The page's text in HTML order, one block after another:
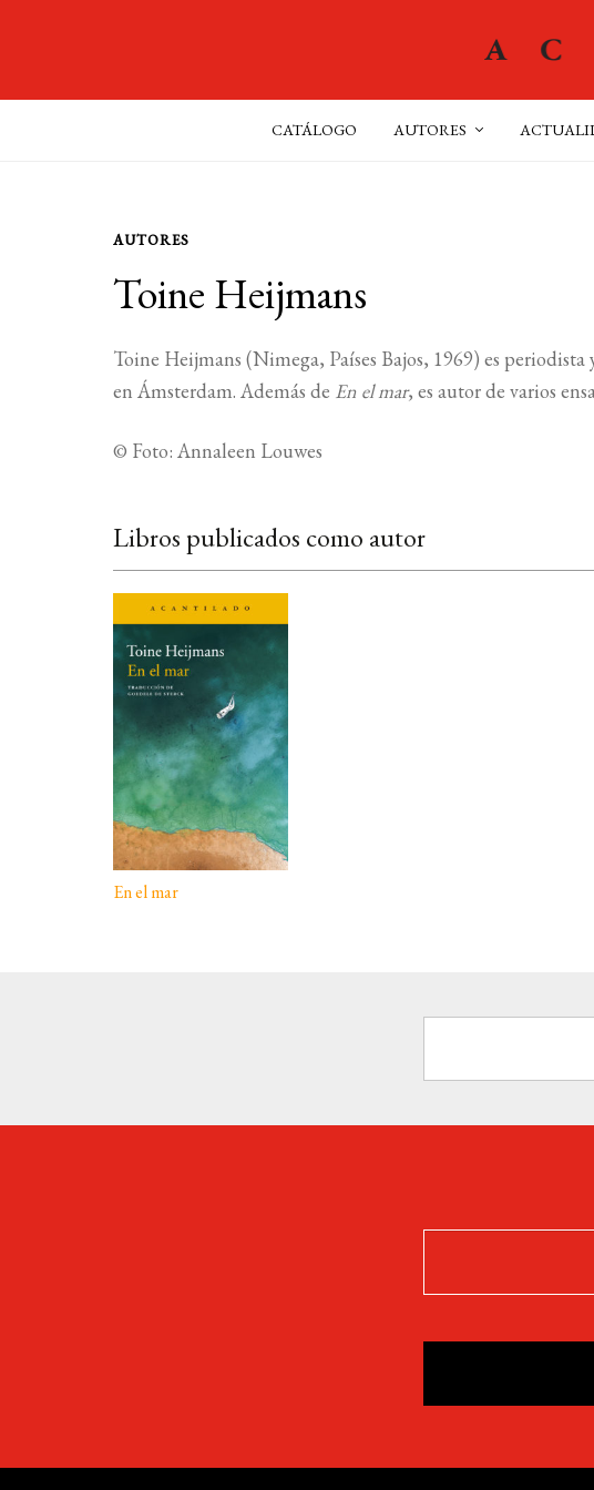
CATÁLOGO AUTORES
AUTORES
Toine Heijmans
Toine Heijmans (Nimega, Países Bajos, 1969) es
en Ámsterdam. Además de En el mar, es autor de varios
© Foto: Annaleen Louwes
Libros publicados como autor
En el mar